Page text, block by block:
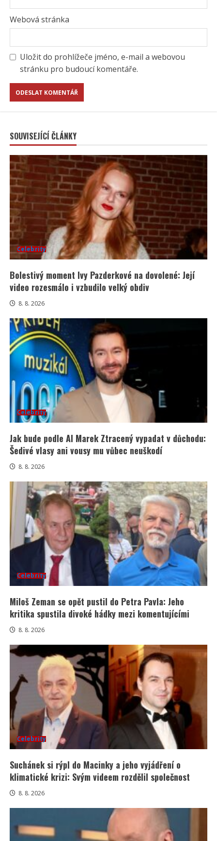
Webová stránka
Uložit do prohlížeče jméno, e-mail a webovou
stránku pro budoucí komentáře.
SOUVISEJÍCÍ ČLÁNKY
Celebrity
Bolestivý moment Ivy Pazderkové na dovolené: Její
video rozesmálo i vzbudilo velký obdiv
8. 8. 2026
Celebrity
Jak bude podle AI Marek Ztracený vypadat v důchodu:
Šedivé vlasy ani vousy mu vůbec neuškodí
8. 8. 2026
Celebrity
Miloš Zeman se opět pustil do Petra Pavla: Jeho
kritika spustila divoké hádky mezi komentujícími
8. 8. 2026
Celebrity
Suchánek si rýpl do Macinky a jeho vyjádření o
klimatické krizi: Svým videem rozdělil společnost
8. 8. 2026